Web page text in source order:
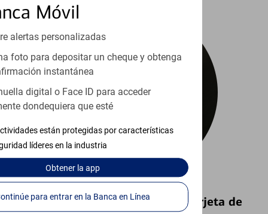
Móvil
alertas personalizadas
foto para depositar un cheque y obtenga
instantánea
digital o Face ID para acceder
dondequiera que esté
están protegidas por características
líderes en la industria
Obtenerla app
Continúe para entrar en la Banca en Línea
Bloquear y Desbloquear una Tarjeta de